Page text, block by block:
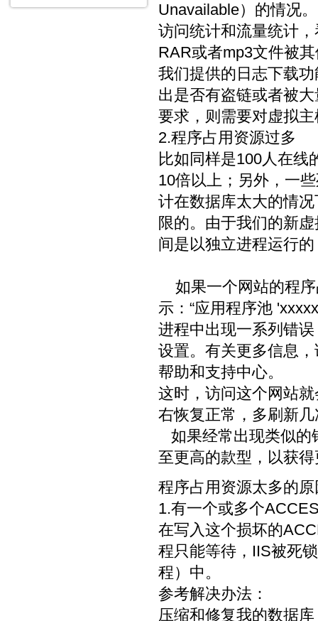
Unavailable）的情况
访问统计和流量统计
RAR或者mp3文件被
我们提供的日志下载
出是否有盗链或者被
要求，则需要对虚拟
2.程序占用资源过多
比如同样是100人在线
10倍以上；另外，一
计在数据库太大的情
限的。由于我们的新
间是以独立进程运行
如果一个网站的程序
示：“应用程序池
进程中出现一系列错
设置。有关更多信息
帮助和支持中心。
这时，访问这个网站
右恢复正常，多刷新
如果经常出现类似的
至更高的款型，以获
程序占用资源太多的
1.有一个或多个
在写入这个损坏的
程只能等待，IIS被死
程）中。
参考解决办法：
压缩和修复我的数据库